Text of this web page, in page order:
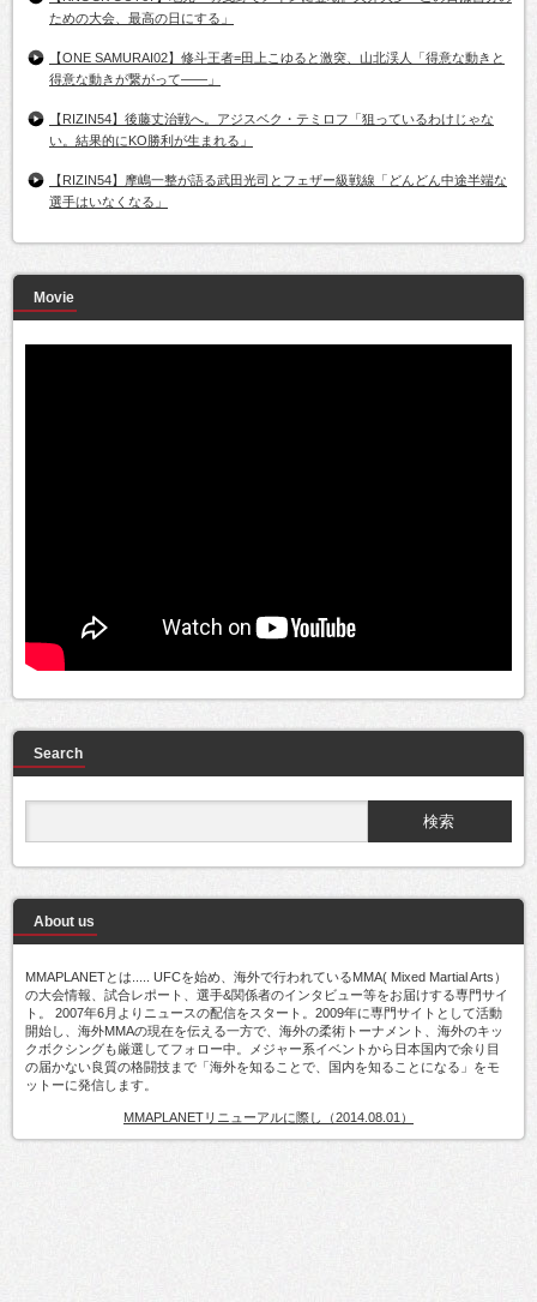
ための大会、最高の日にする」
【ONE SAMURAI02】修斗王者=田上こゆると激突、山北渓人「得意な動きと
得意な動きが繋がって――」
【RIZIN54】後藤丈治戦へ。アジスベク・テミロフ「狙っているわけじゃな
い。結果的にKO勝利が生まれる」
【RIZIN54】摩嶋一整が語る武田光司とフェザー級戦線「どんどん中途半端な
選手はいなくなる」
Movie
Search
About us
MMAPLANETとは..... UFCを始め、海外で行われているMMA( Mixed Martial Arts）
の大会情報、試合レポート、選手&関係者のインタビュー等をお届けする専門サイ
ト。 2007年6月よりニュースの配信をスタート。2009年に専門サイトとして活動
開始し、海外MMAの現在を伝える一方で、海外の柔術トーナメント、海外のキッ
クボクシングも厳選してフォロー中。メジャー系イベントから日本国内で余り目
の届かない良質の格闘技まで「海外を知ることで、国内を知ることになる」をモ
ットーに発信します。
MMAPLANETリニューアルに際し（2014.08.01）